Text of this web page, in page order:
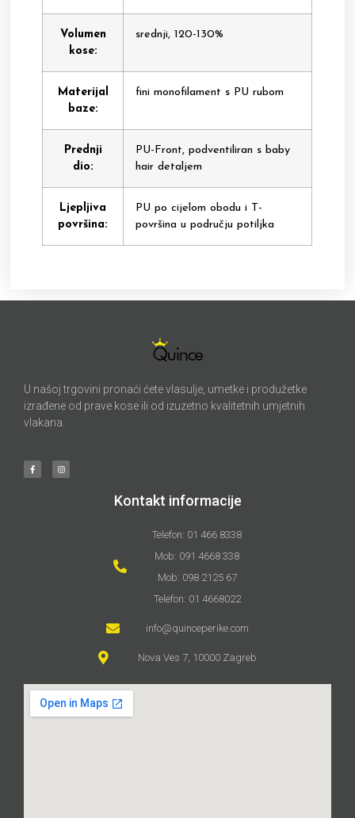
Volumen
kose:
srednji, 120-130%
Materijal
baze:
fini monofilament s PU rubom
Prednji
dio:
PU-Front, podventiliran s baby
hair detaljem
Ljepljiva
površina:
PU po cijelom obodu i T-
površina u području potiljka
U našoj trgovini pronaći ćete vlasulje, umetke i produžetke
izrađene od prave kose ili od izuzetno kvalitetnih umjetnih
vlakana.
Kontakt informacije
Telefon: 01 466 8338
Mob: 091 4668 338
Mob: 098 2125 67
Telefon: 01 4668022
info@quinceperike.com
Nova Ves 7, 10000 Zagreb